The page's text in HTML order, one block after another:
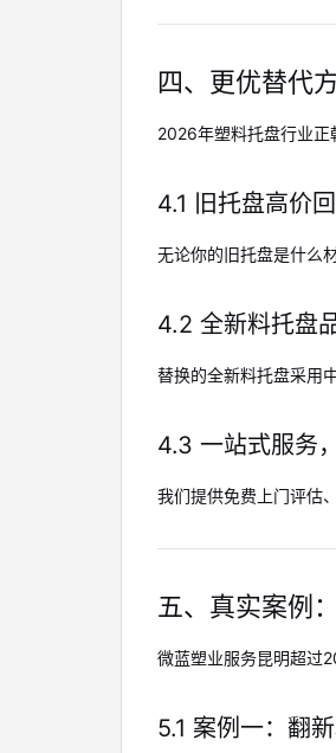
四、更优替代
2026年塑料托盘行业正
4.1 旧托盘高价
无论你的旧托盘是什么
4.2 全新料托盘
替换的全新料托盘采用
4.3 一站式服务
我们提供免费上门评估
五、真实案例
微蓝塑业服务昆明超过
5.1 案例一：翻